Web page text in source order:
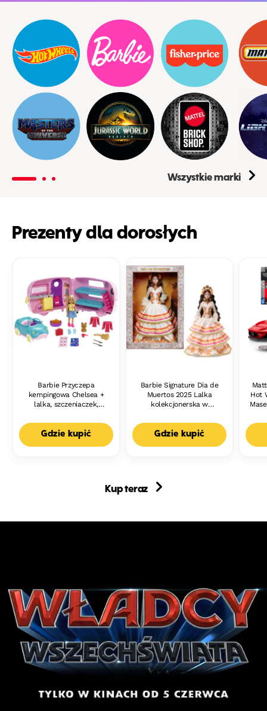
Wszystkie marki
Prezenty dla dorosłych
Barbie Przyczepa
kempingowa Chelsea +
lalka, szczeniaczek,
Gdzie kupić
Barbie Signature Dia de
Muertos 2025 Lalka
kolekcjonerska w
Zabawka 6+
Gdzie kupić
Hot
Kup teraz